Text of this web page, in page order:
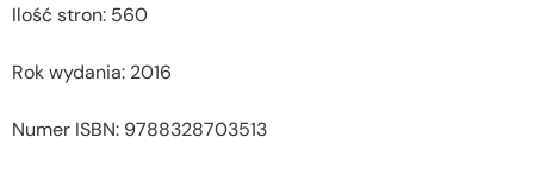
Ilość stron: 560
Rok wydania: 2016
Numer ISBN: 9788328703513